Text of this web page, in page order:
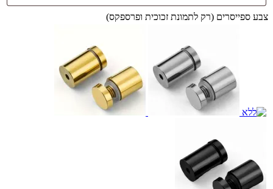
צבע ספייסרים (רק לתמונת זכוכית ופרספקס)